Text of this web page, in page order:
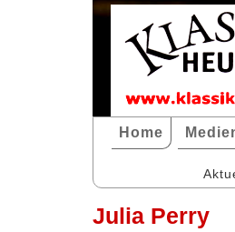
Home
Julia Perry